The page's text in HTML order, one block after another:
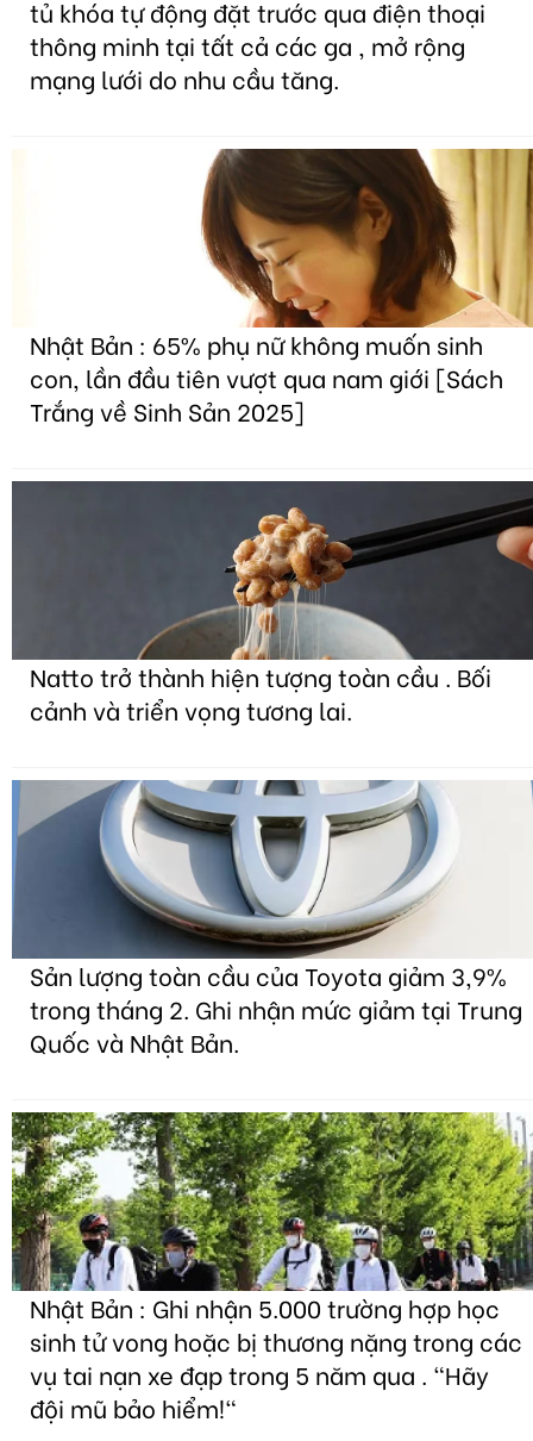
tủ khóa tự động đặt trước qua điện thoại
thông minh tại tất cả các ga , mở rộng
mạng lưới do nhu cầu tăng.
Nhật Bản : 65% phụ nữ không muốn sinh
con, lần đầu tiên vượt qua nam giới [Sách
Trắng về Sinh Sản 2025]
Natto trở thành hiện tượng toàn cầu . Bối
cảnh và triển vọng tương lai.
Sản lượng toàn cầu của Toyota giảm 3,9%
trong tháng 2. Ghi nhận mức giảm tại Trung
Quốc và Nhật Bản.
Nhật Bản : Ghi nhận 5.000 trường hợp học
sinh tử vong hoặc bị thương nặng trong các
vụ tai nạn xe đạp trong 5 năm qua . "Hãy
đội mũ bảo hiểm!"